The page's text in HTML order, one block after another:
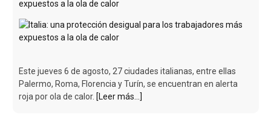
Francia prohibe llamadas comerciales no solicitadas y obliga
a repensar el telemarketing
A partir del 11 de agosto, las empresas ya no podrán llamar a